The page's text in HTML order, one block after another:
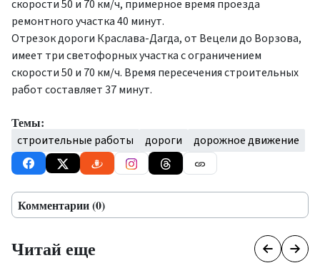
скорости 50 и 70 км/ч, примерное время проезда
ремонтного участка 40 минут.
Отрезок дороги Краслава-Дагда, от Вецели до Ворзова,
имеет три светофорных участка с ограничением
скорости 50 и 70 км/ч. Время пересечения строительных
работ составляет 37 минут.
Темы:
строительные работы дороги дорожное движение
Комментарии (0)
Читай еще